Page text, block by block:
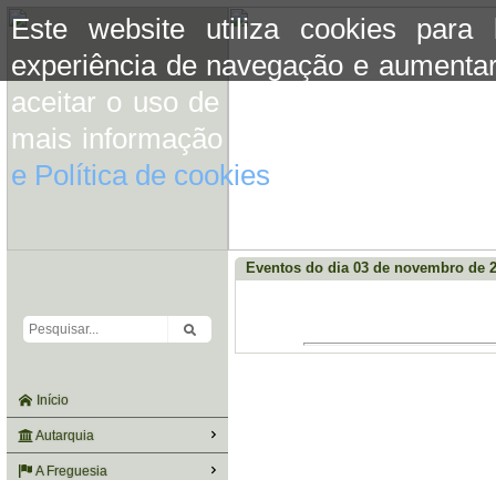
Este website utiliza cookies para
experiência de navegação e
aceitar o uso de cookies basta
mais informação consulte a
e Política de cookies
Início
Autarquia
A Freguesia
Eventos do dia 03 de novembro de